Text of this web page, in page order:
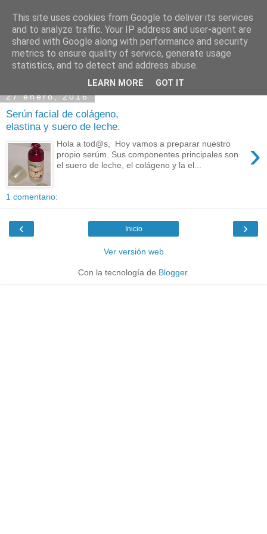
27 enero, 2016
Serún facial de colágeno,
elastina y suero de leche.
›
Hola a tod@s, Hoy vamos a preparar nuestro
propio serúm. Sus componentes principales son
el suero de leche, el colágeno y la el...
1 comentario:
‹ ›
Inicio
Ver versión web
Con la tecnología de Blogger.
This site uses cookies from Google to deliver its services
and to analyze traffic. Your IP address and user-agent are
shared with Google along with performance and security
metrics to ensure quality of service, generate usage
statistics, and to detect and address abuse.
LEARN MORE GOT IT